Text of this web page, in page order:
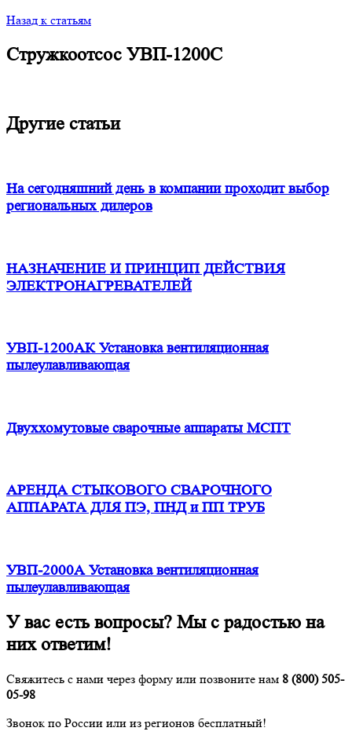
Назад к статьям
Стружкоотсос УВП-1200С
Другие статьи
На сегодняшний день в компании проходит выбор
региональных дилеров
НАЗНАЧЕНИЕ И ПРИНЦИП ДЕЙСТВИЯ
ЭЛЕКТРОНАГРЕВАТЕЛЕЙ
УВП-1200АК Установка вентиляционная
пылеулавливающая
Двуххомутовые сварочные аппараты МСПТ
АРЕНДА СТЫКОВОГО СВАРОЧНОГО
АППАРАТА ДЛЯ ПЭ, ПНД и ПП ТРУБ
УВП-2000А Установка вентиляционная
пылеулавливающая
У вас есть вопросы? Мы с радостью на
них ответим!
Свяжитесь с нами через форму или позвоните нам 8 (800) 505-
05-98
Звонок по России или из регионов бесплатный!